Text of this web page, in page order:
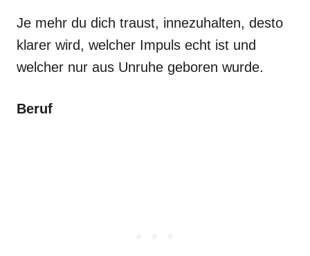
Je mehr du dich traust, innezuhalten, desto
klarer wird, welcher Impuls echt ist und
welcher nur aus Unruhe geboren wurde.
Beruf